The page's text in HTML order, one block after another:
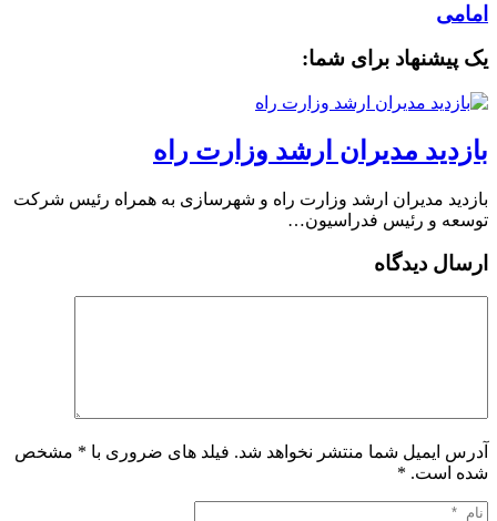
امامی
یک پیشنهاد برای شما:
بازدید مدیران ارشد وزارت راه
بازدید مدیران ارشد وزارت راه و شهرسازی به همراه رئیس شرکت
توسعه و رئیس فدراسیون…
ارسال دیدگاه
آدرس ایمیل شما منتشر نخواهد شد. فیلد های ضروری با * مشخص
شده است. *